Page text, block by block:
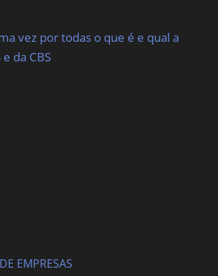
vez por todas o que é e qual a
da CBS
EMPRESAS